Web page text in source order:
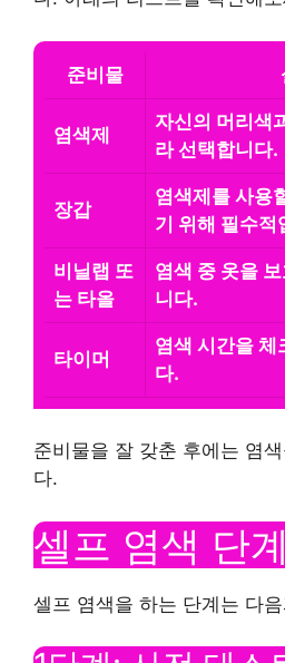
준비물
염색제
자신의 머리색
라 선택합니다.
장갑
염색제를 사용
기 위해 필수적
비닐랩 또
는 타올
염색 중 옷을
니다.
타이머
염색 시간을 체
다.
준비물을 잘 갖춘 후에는 염
다.
셀프 염색 단
셀프 염색을 하는 단계는 다